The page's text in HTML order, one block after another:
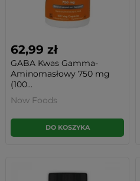
62,99 zł
GABA Kwas Gamma-
Aminomasłowy 750 mg
(100...
Now Foods
DO KOSZYKA